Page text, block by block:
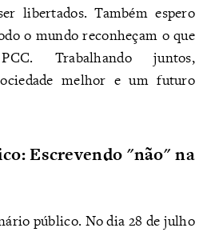
libertados. Também espero
o mundo reconheçam o que
Trabalhando juntos,
melhor e um futuro
Escrevendo "não" na
público. No dia 28 de julho